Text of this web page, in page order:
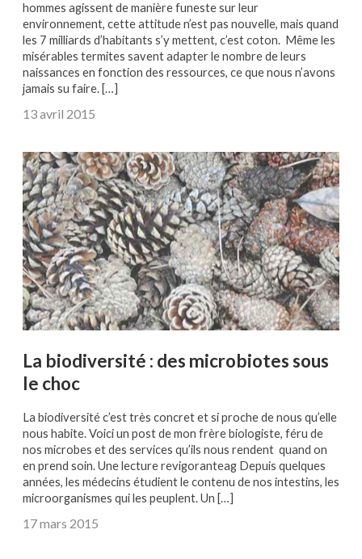
hommes agissent de manière funeste sur leur
environnement, cette attitude n’est pas nouvelle, mais quand
les 7 milliards d’habitants s’y mettent, c’est coton. Même les
misérables termites savent adapter le nombre de leurs
naissances en fonction des ressources, ce que nous n’avons
jamais su faire. […]
13 avril 2015
La biodiversité : des microbiotes sous
le choc
La biodiversité c’est très concret et si proche de nous qu’elle
nous habite. Voici un post de mon frère biologiste, féru de
nos microbes et des services qu’ils nous rendent quand on
en prend soin. Une lecture revigoranteag Depuis quelques
années, les médecins étudient le contenu de nos intestins, les
microorganismes qui les peuplent. Un […]
17 mars 2015